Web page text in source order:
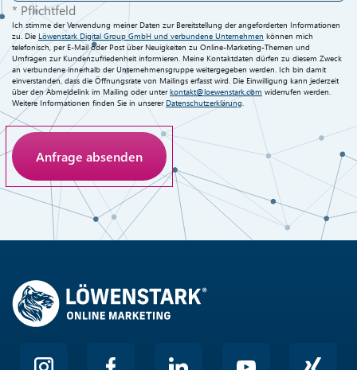
* Pflichtfeld
Ich stimme der Verwendung meiner Daten zur Bereitstellung der angeforderten Informationen
zu. Die Löwenstark Digital Group GmbH und verbundene Unternehmen können mich
telefonisch, per E-Mail oder Post über Neuigkeiten zu Online-Marketing-Themen und
Umfragen zur Kundenzufriedenheit informieren. Meine Kontaktdaten dürfen zu diesem Zweck
an verbundene innerhalb der Unternehmensgruppe weitergegeben werden. Ich bin damit
einverstanden, dass die Öffnungsrate von Mailings erfasst wird. Die Einwilligung kann jederzeit
über den Abmeldelink im Mailing oder unterkontakt@loewenstark.com widerrufen werden.
Weitere Informationen finden Sie in unserer Datenschutzerklärung
Anti-Roboter-Verifizierung
Hier klicken